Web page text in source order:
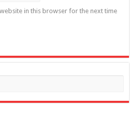
in this browser for the next time